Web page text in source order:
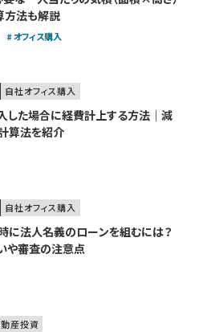
方法も解説
オフィス購入
自社オフィス購入
した場合に経費計上する方法｜減
算法を紹介
自社オフィス購入
に法人名義のローンを組むには？
や審査の注意点
産投資